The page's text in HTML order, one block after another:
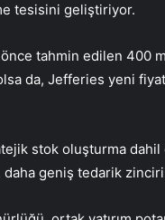
tesisini geliştiriyor.
tahmin edilen 400
da, Jefferies yeni
stok oluşturma
geniş tedarik